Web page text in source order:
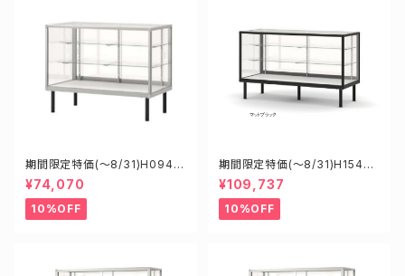
期間限定特価(～8/31)H0945
0S W900D450H900mm 新
型業務用ガラスケース ショーケ
ース
¥74,070
10%OFF
期間限定特価(～8/31)H15450
B W1500D450H900mm 新
型業務用ガラスケース ショーケ
ース
¥109,737
10%OFF